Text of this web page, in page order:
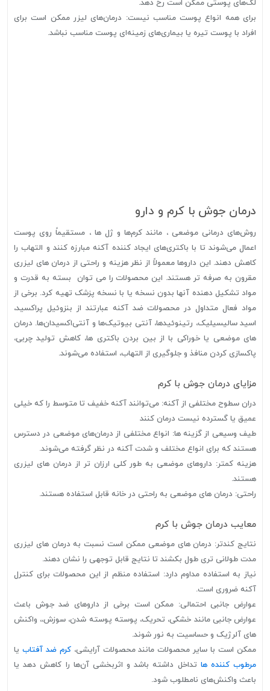
لک‌های پوستی ممکن است رخ دهد.
برای همه انواع پوست مناسب نیست: درمان‌های لیزر ممکن است برای
افراد با پوست تیره یا بیماری‌های زمینه‌ای پوست مناسب نباشد.
درمان جوش با کرم و دارو
روش‌های درمانی موضعی ، مانند کرم‌ها و ژل ها ، مستقیماً روی پوست
اعمال می‌شوند تا با باکتری‌های ایجاد کننده آکنه مبارزه کنند و التهاب را
کاهش دهند. این داروها معمولاً از نظر هزینه و راحتی از درمان های لیزری
مقرون به صرفه تر هستند. این محصولات را می توان بسته به قدرت و
مواد تشکیل دهنده آنها بدون نسخه یا با نسخه پزشک تهیه کرد. برخی از
مواد فعال متداول در محصولات ضد آکنه عبارتند از بنزوئیل پراکسید،
اسید سالیسیلیک، رتینوئیدها، آنتی بیوتیک‌ها و آنتی‌اکسیدان‌ها. درمان
های موضعی یا خوراکی با از بین بردن باکتری ها، کاهش تولید چربی،
پاکسازی کردن منافذ و جلوگیری از التهاب، استفاده می‌شوند.
مزایای درمان جوش با کرم
دران سطوح مختلفی از آکنه: می‌توانند آکنه خفیف تا متوسط را که خیلی
عمیق یا گسترده نیست درمان کنند
طیف وسیعی از گزینه ها: انواع مختلفی از درمان‌های موضعی در دسترس
هستند که برای انواع مختلف و شدت آکنه در نظر گرفته می‌شوند.
هزینه کمتر: داروهای موضعی به طور کلی ارزان تر از درمان های لیزری
هستند.
راحتی: درمان های موضعی به راحتی در خانه قابل استفاده هستند.
معایب درمان جوش با کرم
نتایج کندتر: درمان های موضعی ممکن است نسبت به درمان های لیزری
مدت طولانی تری طول بکشند تا نتایج قابل توجهی را نشان دهند.
نیاز به استفاده مداوم دارد: استفاده منظم از این محصولات برای کنترل
آکنه ضروری است.
عوارض جانبی احتمالی: ممکن است برخی از داروهای ضد جوش باعث
عوارض جانبی مانند خشکی، تحریک، پوسته پوسته شدن، سوزش،، واکنش
های آلرژیک و حساسیت به نور شوند.
ممکن است با سایر محصولات مانند محصولات آرایشی،کرم ضد آفتاب یا
مرطوب کننده ها تداخل داشته باشد و اثربخشی آن‌ها را کاهش دهد یا
باعث واکنش‌های نامطلوب شود.